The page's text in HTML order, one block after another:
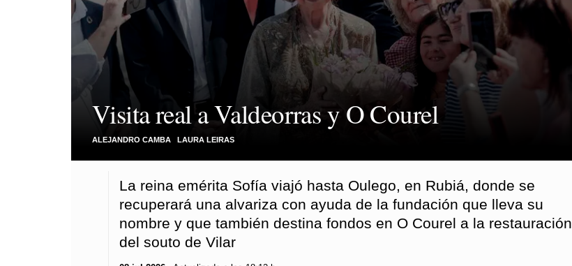
Visita real a Valdeorras y O Courel
ALEJANDRO CAMBA LAURA LEIRAS
La reina emérita Sofía viajó hasta Oulego, en Rubiá, donde se
recuperará una alvariza con ayuda de la fundación que lleva su
nombre y que también destina fondos en O Courel a la restauración
del souto de Vilar